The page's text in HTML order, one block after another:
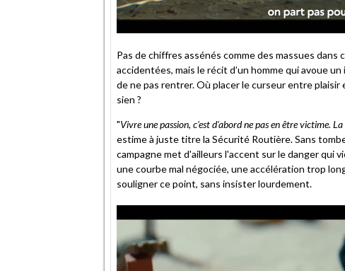
Pas de chiffres assénés comme des massues
accidentées, mais le récit d’un homme qui avoue
de ne pas rentrer. Où placer le curseur entre
sien ?
"Vivre une passion, c'est d'abord ne pas en être victime.
estime à juste titre la Sécurité Routière. Sans
campagne met d'ailleurs l'accent sur le danger qui
une courbe mal négociée, une accélération trop
souligner ce point, sans insister lourdement.